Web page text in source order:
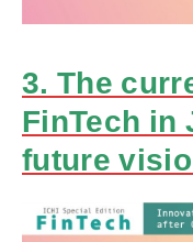
3. The
FinTech in
future